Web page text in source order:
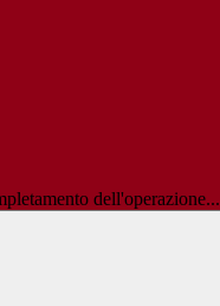
dell'operazione...